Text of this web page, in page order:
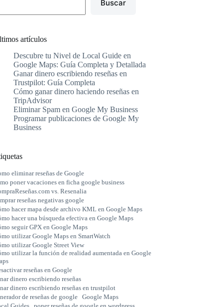
Buscar
artículos
Descubre tu Nivel de Local Guide en
Google Maps: Guía Completa y Detallada
Ganar dinero escribiendo reseñas en
Trustpilot: Guía Completa
Cómo ganar dinero haciendo reseñas en
TripAdvisor
Eliminar Spam en Google My Business
Programar publicaciones de Google My
Business
eliminar reseñas de Google
poner vacaciones en ficha google business
vs. Resenalia
reseñas negativas google
hacer mapa desde archivo KML en Google Maps
hacer una búsqueda efectiva en Google Maps
seguir GPX en Google Maps
utilizar Google Maps en SmartWatch
utilizar Google Street View
utilizar la función de realidad aumentada en Google
reseñas en Google
dinero escribiendo reseñas
dinero escribiendo reseñas en trustpilot
de reseñas de google
Google Maps